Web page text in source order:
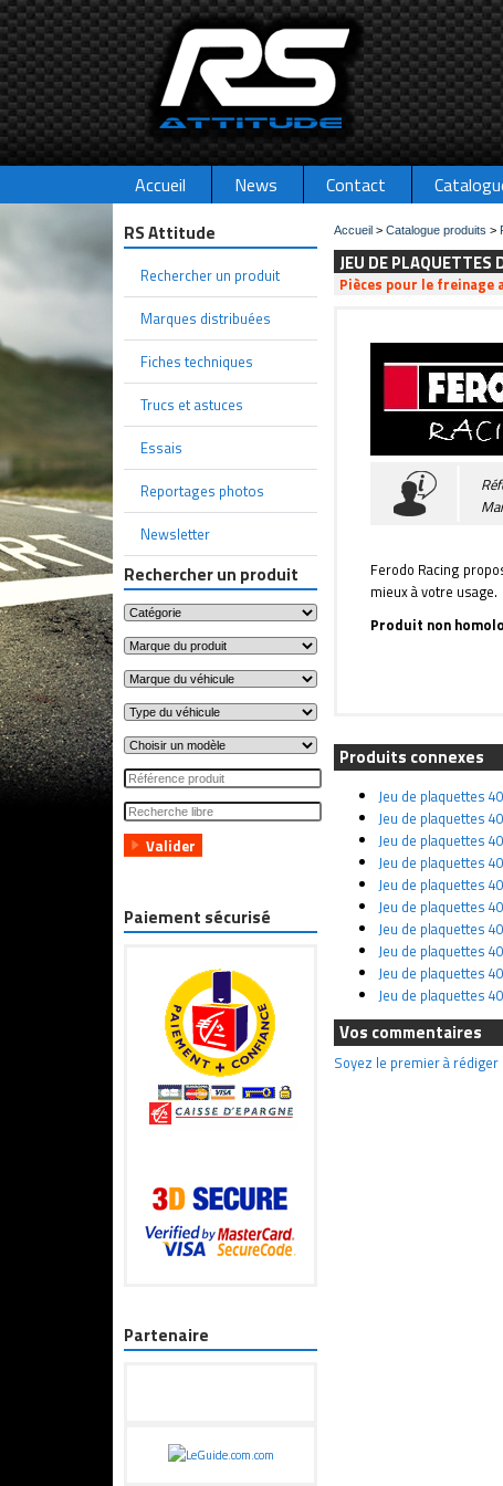
Accueil News Contact
RS Attitude
Rechercher un produit
Marques distribuées
Fiches techniques
Trucs et astuces
Essais
Reportages photos
Newsletter
Rechercher un produit
Paiement sécurisé
Partenaire
Accueil > Catalogue produits >
JEU DE PLAQUETTES
Pièces pour le freinage
Ferodo Racing
mieux à votre usage.
Produit non
Produits connexes
Jeu de plaquettes
Jeu de plaquettes
Jeu de plaquettes
Jeu de plaquettes
Jeu de plaquettes
Jeu de plaquettes
Jeu de plaquettes
Jeu de plaquettes
Jeu de plaquettes
Jeu de plaquettes
Vos commentaires
Soyez le premier à